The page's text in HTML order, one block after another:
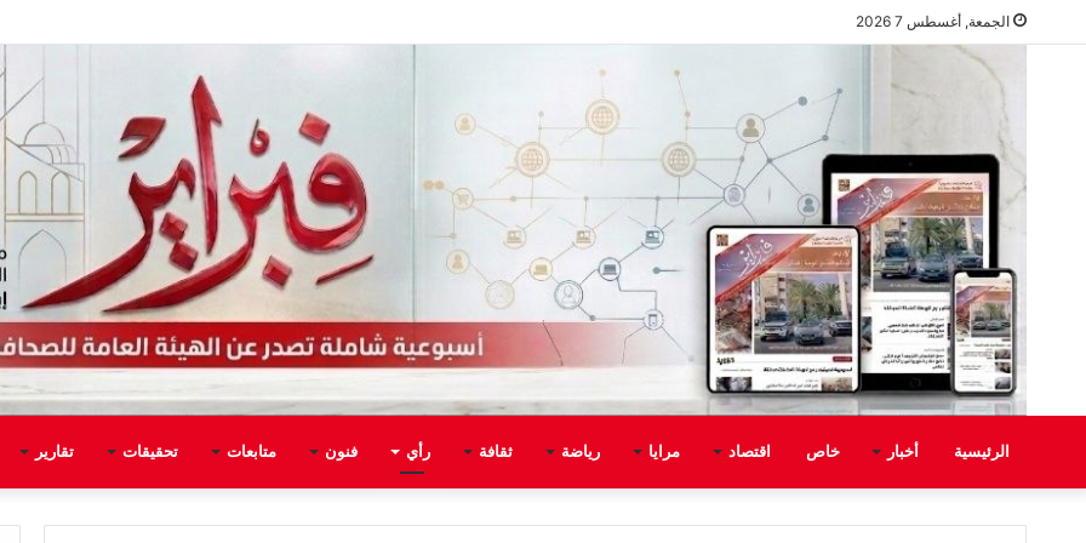
الجمعة, أغسطس 7 2026
الرئيسية أخبار خاص اقتصاد مرايا رياضة ثقافة رأي فنون متابعات تحقيقات تقارير